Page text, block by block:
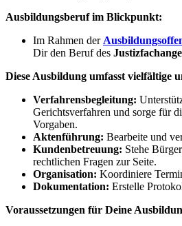
Ausbildungsberuf im Blickpunkt:
Im Rahmen der
Dir den Beruf des
Diese Ausbildung umfasst vielfältige
Verfahrensbegleitung:
Gerichtsverfahren und sorge für
Vorgaben.
Aktenführung: Bearbeite und
Kundenbetreuung: Stehe
rechtlichen Fragen zur Seite.
Organisation: Koordiniere
Dokumentation: Erstelle
Voraussetzungen für Deine